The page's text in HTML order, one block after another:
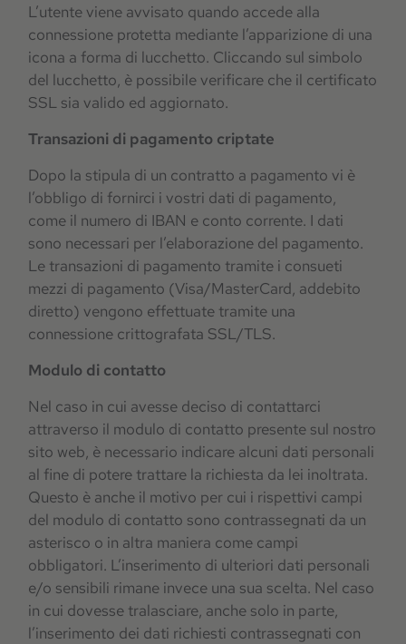
L’utente viene avvisato quando accede alla
connessione protetta mediante l’apparizione di una
icona a forma di lucchetto. Cliccando sul simbolo
del lucchetto, è possibile verificare che il certificato
SSL sia valido ed aggiornato.
Transazioni di pagamento criptate
Dopo la stipula di un contratto a pagamento vi è
l’obbligo di fornirci i vostri dati di pagamento,
come il numero di IBAN e conto corrente. I dati
sono necessari per l’elaborazione del pagamento.
Le transazioni di pagamento tramite i consueti
mezzi di pagamento (Visa/MasterCard, addebito
diretto) vengono effettuate tramite una
connessione crittografata SSL/TLS.
Modulo di contatto
Nel caso in cui avesse deciso di contattarci
attraverso il modulo di contatto presente sul nostro
sito web, è necessario indicare alcuni dati personali
al fine di potere trattare la richiesta da lei inoltrata.
Questo è anche il motivo per cui i rispettivi campi
del modulo di contatto sono contrassegnati da un
asterisco o in altra maniera come campi
obbligatori. L’inserimento di ulteriori dati personali
e/o sensibili rimane invece una sua scelta. Nel caso
in cui dovesse tralasciare, anche solo in parte,
l’inserimento dei dati richiesti contrassegnati con